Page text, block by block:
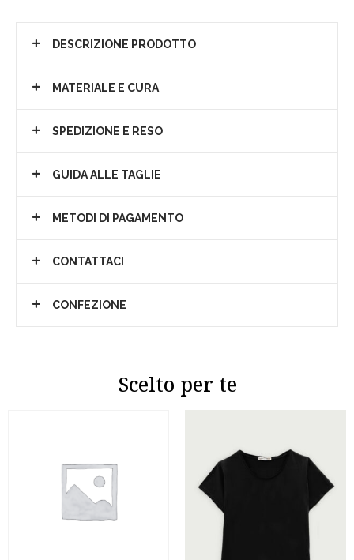
DESCRIZIONE PRODOTTO
MATERIALE E CURA
SPEDIZIONE E RESO
GUIDA ALLE TAGLIE
METODI DI PAGAMENTO
CONTATTACI
CONFEZIONE
Scelto per te